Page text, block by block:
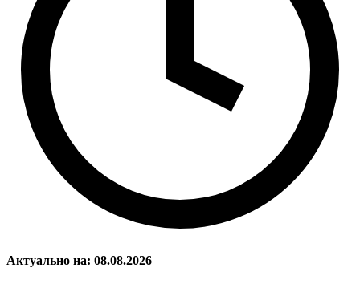
Актуально на: 08.08.2026